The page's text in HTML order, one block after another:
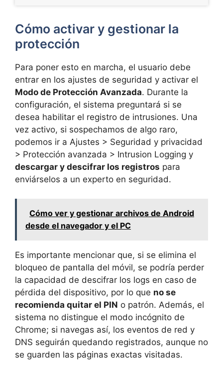
Cómo activar y gestionar la
protección
Para poner esto en marcha, el usuario debe
entrar en los ajustes de seguridad y activar el
Modo de Protección Avanzada. Durante la
configuración, el sistema preguntará si se
desea habilitar el registro de intrusiones. Una
vez activo, si sospechamos de algo raro,
podemos ir a Ajustes > Seguridad y privacidad
> Protección avanzada > Intrusion Logging y
descargar y descifrar los registros para
enviárselos a un experto en seguridad.
Cómo ver y gestionar archivos de Android
desde el navegador y el PC
Es importante mencionar que, si se elimina el
bloqueo de pantalla del móvil, se podría perder
la capacidad de descifrar los logs en caso de
pérdida del dispositivo, por lo que no se
recomienda quitar el PIN o patrón. Además, el
sistema no distingue el modo incógnito de
Chrome; si navegas así, los eventos de red y
DNS seguirán quedando registrados, aunque no
se guarden las páginas exactas visitadas.